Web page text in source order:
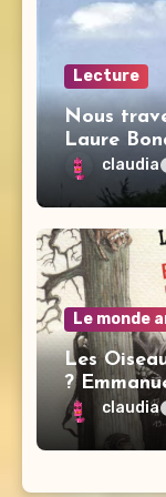
Lecture
Nous
Laure
claudia
Le monde
Les
?
claudia